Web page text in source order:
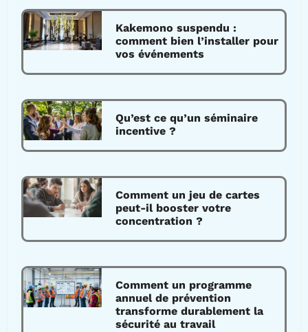
Kakemono suspendu :
comment bien l’installer pour
vos événements
Qu’est ce qu’un séminaire
incentive ?
Comment un jeu de cartes
peut-il booster votre
concentration ?
Comment un programme
annuel de prévention
transforme durablement la
sécurité au travail